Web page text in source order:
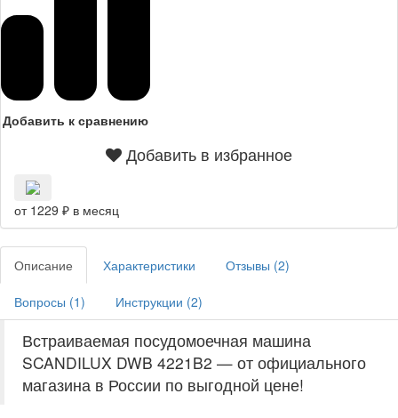
Добавить к сравнению
Добавить в избранное
от 1229 ₽ в месяц
Описание Характеристики Отзывы (2)
Вопросы (1) Инструкции (2)
Встраиваемая посудомоечная машина
SCANDILUX DWB 4221B2 — от официального
магазина в России по выгодной цене!